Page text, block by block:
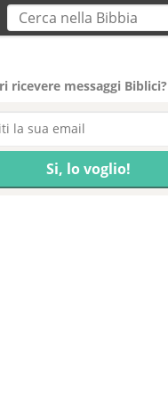
ricevere messaggi Biblici?